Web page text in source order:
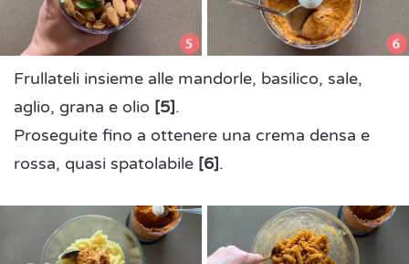
Frullateli insieme alle mandorle, basilico, sale,
aglio, grana e olio [5].
Proseguite fino a ottenere una crema densa e
rossa, quasi spatolabile [6].